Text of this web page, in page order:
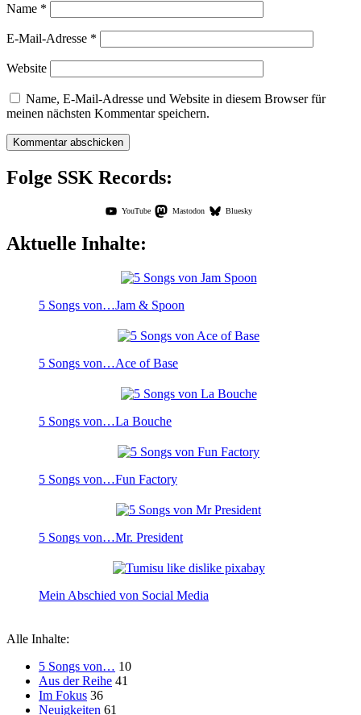
Name *
E-Mail-Adresse *
Website
Name, E-Mail-Adresse und Website in diesem Browser für
meinen nächsten Kommentar speichern.
Folge SSK Records:
YouTube Mastodon Bluesky
Aktuelle Inhalte:
5 Songs von…Jam & Spoon
5 Songs von…Ace of Base
5 Songs von…La Bouche
5 Songs von…Fun Factory
5 Songs von…Mr. President
Mein Abschied von Social Media
Alle Inhalte:
5 Songs von… 10
Aus der Reihe 41
Im Fokus 36
Neuigkeiten 61